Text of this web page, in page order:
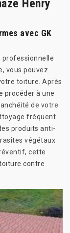
Henry
avec GK
professionnelle
vous pouvez
toiture. Après
procéder à une
de votre
fréquent.
produits anti-
végétaux
cette
contre